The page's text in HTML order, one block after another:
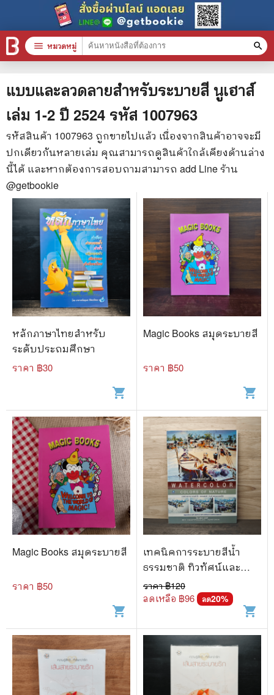
แบบและลวดลายสำหรับระบายสี นูเฮาส์
เล่ม 1-2 ปี 2524 รหัส 1007963
รหัสสินค้า 1007963 ถูกขายไปแล้ว เนื่องจากสินค้าอาจจะมี
ปกเดียวกันหลายเล่ม คุณสามารถดูสินค้าใกล้เคียงด้านล่าง
นี้ได้ และหากต้องการสอบถามสามารถ add Line ร้าน
@getbookie
หลักภาษาไทยสำหรับ
ระดับประถมศึกษา
ราคา ฿30
shopping_cart
Magic Books สมุดระบายสี
ราคา ฿50
shopping_cart
Magic Books สมุดระบายสี
ราคา ฿50
shopping_cart
เทคนิคการระบายสีน้ำ
ธรรมชาติ ทิวทัศน์และ
ดอกไม้ - นพดล เนตรดี
ราคา ฿120
ลดเหลือ ฿96 ลด20%
shopping_cart
menu หมวดหมู่ search
หมวดหมู่สินค้า clear
หนังสือทั้งหมด
stars สินค้าใช้เฉพาะแต้มเท่านั้น
📚 หนังสือทั่วไป
🦄 วรรณกรรม นิยาย เรื่องสั้น
🎓 การศึกษา
😼 หนังสือการ์ตูน
🐲 หนังสือเด็ก
📕 นิตยสาร
🎲 Board Game
📅 สินค้าอื่นๆ